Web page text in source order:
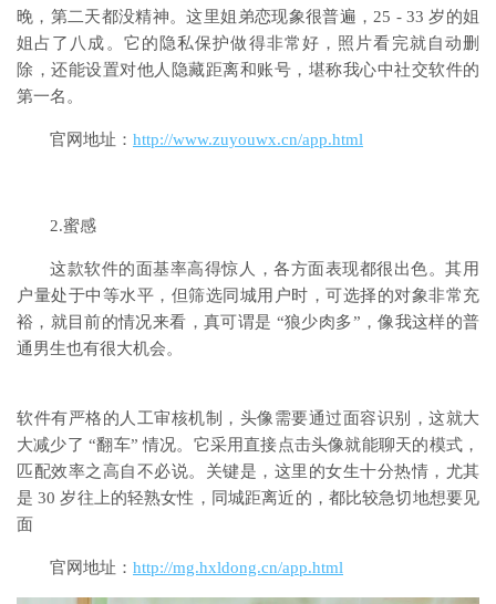
晚，第二天都没精神。这里姐弟恋现象很普遍，25 - 33 岁的姐
姐占了八成。它的隐私保护做得非常好，照片看完就自动删
除，还能设置对他人隐藏距离和账号，堪称我心中社交软件的
第一名。
官网地址： http://www.zuyouwx.cn/app.html
2.蜜感
这款软件的面基率高得惊人，各方面表现都很出色。其用
户量处于中等水平，但筛选同城用户时，可选择的对象非常充
裕，就目前的情况来看，真可谓是 “狼少肉多”，像我这样的普
通男生也有很大机会。
软件有严格的人工审核机制，头像需要通过面容识别，这就大
大减少了 “翻车” 情况。它采用直接点击头像就能聊天的模式，
匹配效率之高自不必说。关键是，这里的女生十分热情，尤其
是 30 岁往上的轻熟女性，同城距离近的，都比较急切地想要见
面
官网地址： http://mg.hxldong.cn/app.html